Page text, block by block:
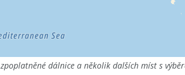
dálnice a několik dalších míst s